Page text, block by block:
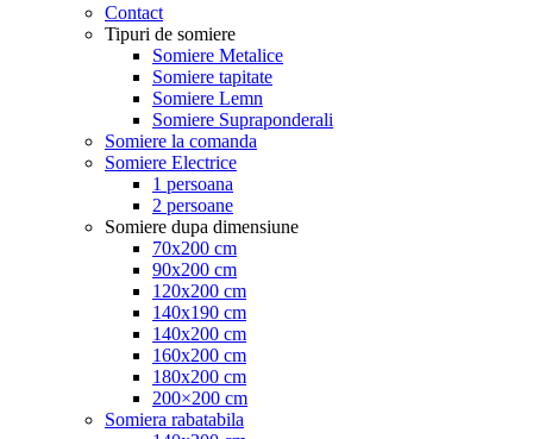
Contact
Tipuri de somiere
Somiere Metalice
Somiere tapitate
Somiere Lemn
Somiere Supraponderali
Somiere la comanda
Somiere Electrice
1 persoana
2 persoane
Somiere dupa dimensiune
70x200 cm
90x200 cm
120x200 cm
140x190 cm
140x200 cm
160x200 cm
180x200 cm
200×200 cm
Somiera rabatabila